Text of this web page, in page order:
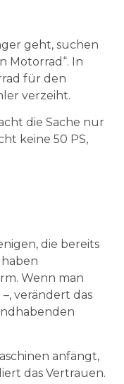
geht, suchen
Motorrad“. In
für den
verzeiht.
die Sache nur
keine 50 PS,
die bereits
Wenn man
verändert das
anfängt,
das Vertrauen.